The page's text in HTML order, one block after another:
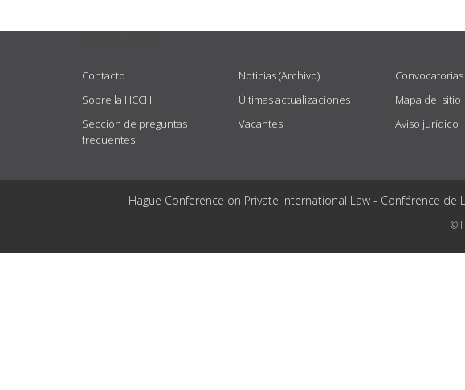
Contacto
Sobre la HCCH
Sección de preguntas
frecuentes
Noticias (Archivo)
Últimas actualizaciones
Vacantes
Mapa del sitio
Aviso jurídico
Hague Conference on Private International Law - Conférence
©